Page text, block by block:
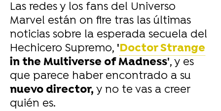
Las redes y los fans del Universo
Marvel están on fire tras las últimas
noticias sobre la esperada secuela del
Hechicero Supremo, 'Doctor Strange
in the Multiverse of Madness', y es
que parece haber encontrado a su
nuevo director, y no te vas a creer
quién es.